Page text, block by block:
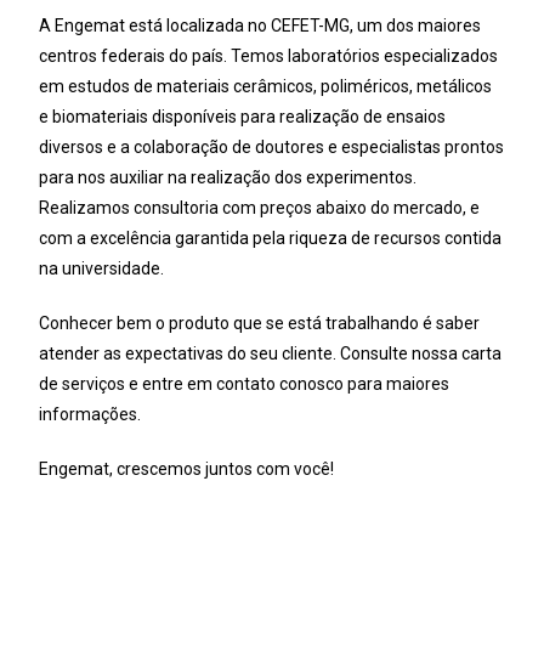
A Engemat está localizada no CEFET-MG, um dos maiores
centros federais do país. Temos laboratórios especializados
em estudos de materiais cerâmicos, poliméricos, metálicos
e biomateriais disponíveis para realização de ensaios
diversos e a colaboração de doutores e especialistas prontos
para nos auxiliar na realização dos experimentos.
Realizamos consultoria com preços abaixo do mercado, e
com a excelência garantida pela riqueza de recursos contida
na universidade.
Conhecer bem o produto que se está trabalhando é saber
atender as expectativas do seu cliente. Consulte nossa carta
de serviços e entre em contato conosco para maiores
informações.
Engemat, crescemos juntos com você!